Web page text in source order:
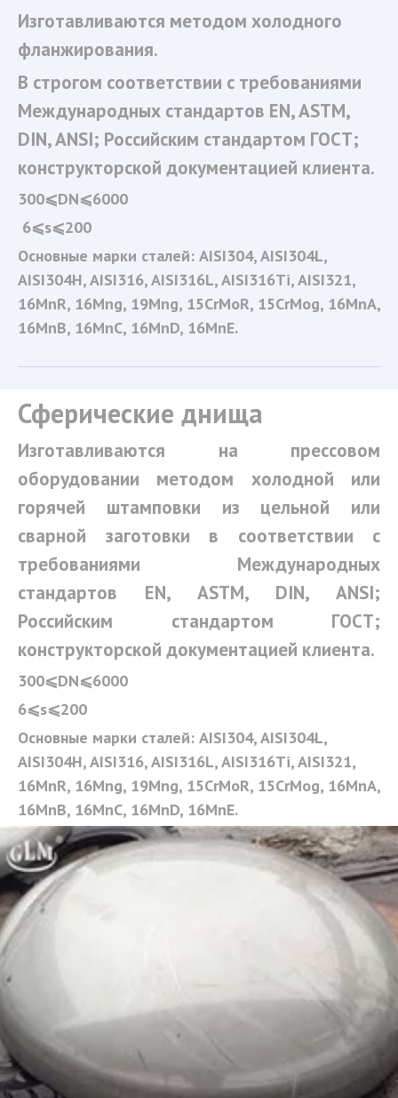
Изготавливаются методом холодного
фланжирования.
В строгом соответствии с требованиями
Международных стандартов EN, ASTM,
DIN, ANSI; Российским стандартом ГОСТ;
конструкторской документацией клиента.
300⩽DN⩽6000
6⩽s⩽200
Основные марки сталей: AISI304, AISI304L,
AISI304H, AISI316, AISI316L, AISI316Ti, AISI321,
16MnR, 16Mng, 19Mng, 15CrMoR, 15CrMog, 16MnA,
16MnB, 16MnC, 16MnD, 16MnE.
Сферические днища
Изготавливаются на прессовом
оборудовании методом холодной или
горячей штамповки из цельной или
сварной заготовки в соответствии с
требованиями Международных
стандартов EN, ASTM, DIN, ANSI;
Российским стандартом ГОСТ;
конструкторской документацией клиента.
300⩽DN⩽6000
6⩽s⩽200
Основные марки сталей: AISI304, AISI304L,
AISI304H, AISI316, AISI316L, AISI316Ti, AISI321,
16MnR, 16Mng, 19Mng, 15CrMoR, 15CrMog, 16MnA,
16MnB, 16MnC, 16MnD, 16MnE.
Подписаться
Нажимая на кнопку, вы даете согласие на обработку своих
персональных данных согласно 152-ФЗ.
Подробнее